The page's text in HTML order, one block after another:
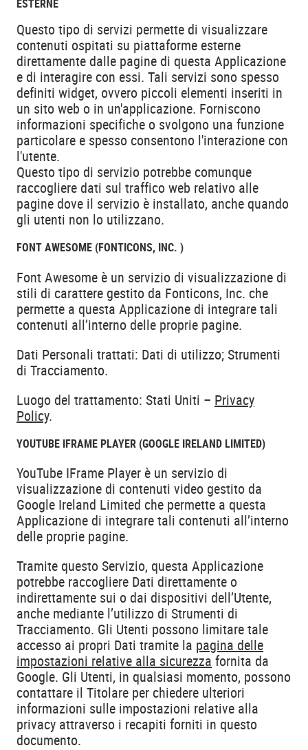
ESTERNE
Questo tipo di servizi permette di visualizzare
contenuti ospitati su piattaforme esterne
direttamente dalle pagine di questa Applicazione
e di interagire con essi. Tali servizi sono spesso
definiti widget, ovvero piccoli elementi inseriti in
un sito web o in un'applicazione. Forniscono
informazioni specifiche o svolgono una funzione
particolare e spesso consentono l'interazione con
l'utente.
Questo tipo di servizio potrebbe comunque
raccogliere dati sul traffico web relativo alle
pagine dove il servizio è installato, anche quando
gli utenti non lo utilizzano.
FONT AWESOME (FONTICONS, INC. )
Font Awesome è un servizio di visualizzazione di
stili di carattere gestito da Fonticons, Inc. che
permette a questa Applicazione di integrare tali
contenuti all’interno delle proprie pagine.
Dati Personali trattati: Dati di utilizzo; Strumenti
di Tracciamento.
Luogo del trattamento: Stati Uniti – Privacy
Policy.
YOUTUBE IFRAME PLAYER (GOOGLE IRELAND LIMITED)
YouTube IFrame Player è un servizio di
visualizzazione di contenuti video gestito da
Google Ireland Limited che permette a questa
Applicazione di integrare tali contenuti all’interno
delle proprie pagine.
Tramite questo Servizio, questa Applicazione
potrebbe raccogliere Dati direttamente o
indirettamente sui o dai dispositivi dell’Utente,
anche mediante l’utilizzo di Strumenti di
Tracciamento. Gli Utenti possono limitare tale
accesso ai propri Dati tramite la pagina delle
impostazioni relative alla sicurezza fornita da
Google. Gli Utenti, in qualsiasi momento, possono
contattare il Titolare per chiedere ulteriori
informazioni sulle impostazioni relative alla
privacy attraverso i recapiti forniti in questo
documento.